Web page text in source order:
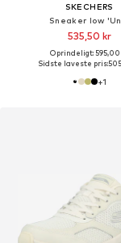
SKECHERS
Sneaker low
535,50 kr
Oprindeligt: 595,00
Sidste laveste pris:
+1